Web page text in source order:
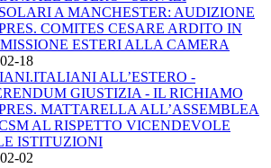
A MANCHESTER: AUDIZIONE
COMITES CESARE ARDITO IN
ESTERI ALLA CAMERA
18
ALL’ESTERO -
GIUSTIZIA - IL RICHIAMO
MATTARELLA ALL’ASSEMBLEA
AL RISPETTO VICENDEVOLE
ISTITUZIONI
02